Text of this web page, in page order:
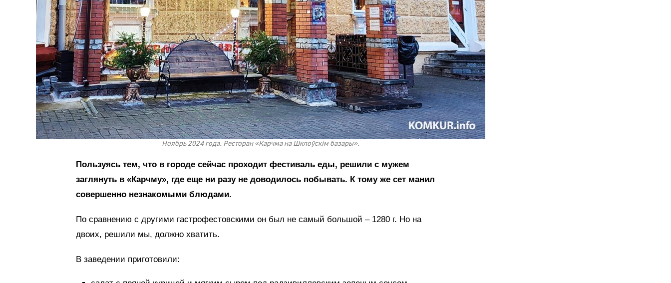
Ноябрь 2024 года. Ресторан «Карчма на Шклоўскiм базары».
Пользуясь тем, что в городе сейчас проходит фестиваль еды, решили с мужем
заглянуть в «Карчму», где еще ни разу не доводилось побывать. К тому же сет манил
совершенно незнакомыми блюдами.
По сравнению с другими гастрофестовскими он был не самый большой – 1280 г. Но на
двоих, решили мы, должно хватить.
В заведении приготовили: